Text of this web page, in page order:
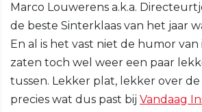
Marco Louwerens a.k.a.
de beste Sinterklaas van het jaar
En al is het vast niet de humor
zaten toch wel weer een paar
tussen. Lekker plat, lekker over
precies wat dus past bij Vandaag